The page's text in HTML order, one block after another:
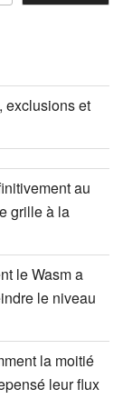
exclusions et
au
grille à la
le Wasm a
le niveau
la moitié
leur flux